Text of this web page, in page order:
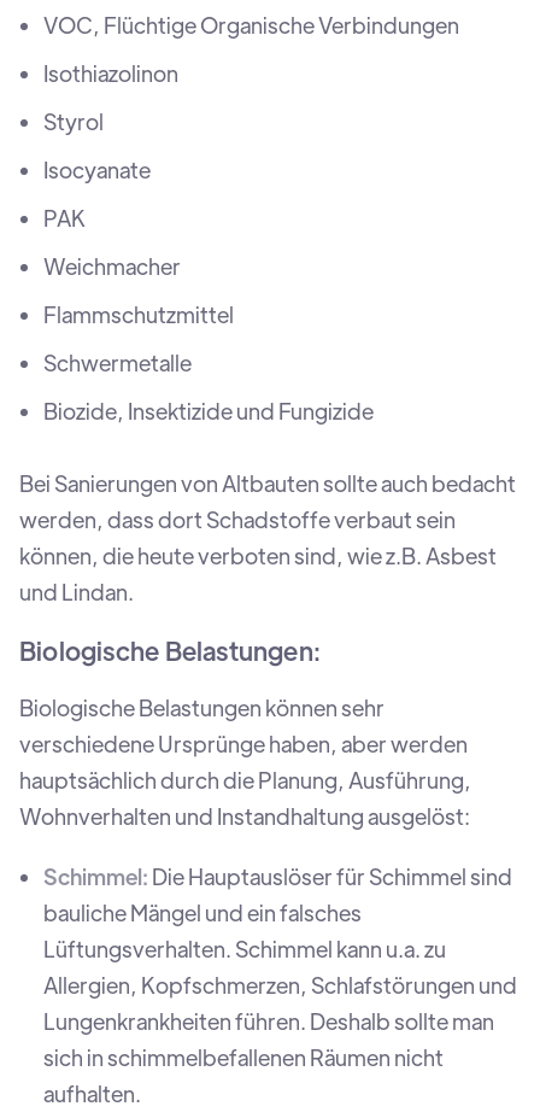
VOC, Flüchtige Organische Verbindungen
Isothiazolinon
Styrol
Isocyanate
PAK
Weichmacher
Flammschutzmittel
Schwermetalle
Biozide, Insektizide und Fungizide
Bei Sanierungen von Altbauten sollte auch bedacht
werden, dass dort Schadstoffe verbaut sein
können, die heute verboten sind, wie z.B. Asbest
und Lindan.
Biologische Belastungen:
Biologische Belastungen können sehr
verschiedene Ursprünge haben, aber werden
hauptsächlich durch die Planung, Ausführung,
Wohnverhalten und Instandhaltung ausgelöst:
Schimmel: Die Hauptauslöser für Schimmel sind
bauliche Mängel und ein falsches
Lüftungsverhalten. Schimmel kann u.a. zu
Allergien, Kopfschmerzen, Schlafstörungen und
Lungenkrankheiten führen. Deshalb sollte man
sich in schimmelbefallenen Räumen nicht
aufhalten.